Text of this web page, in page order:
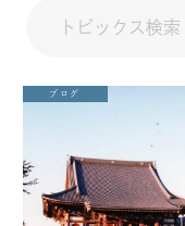
ブログ